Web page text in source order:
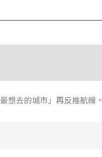
想去的城市」再反推航線。